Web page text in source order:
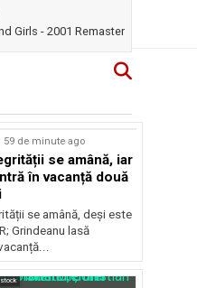
Girls - 2001 Remaster
59 de minute ago
se amână, iar
în vacanță două
se amână, deși este
Grindeanu lasă